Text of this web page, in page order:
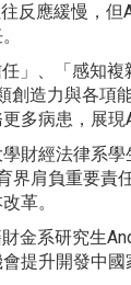
反應緩慢，
」、「感知
創造力與各項
多病患，展現
財經法律系
界肩負重要責
革。
金系研究生
提升開發中